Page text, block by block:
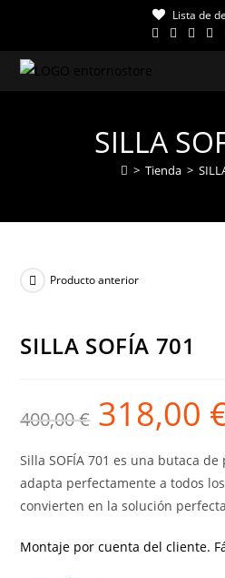
contenido
Lista de
SILLA
> Tienda >
¡OFERTA!
Producto anterior
SILLA SOFÍA 701
400,00€
El
precio
original
400,00 €.
318,00
Silla SOFÍA 701 es una butaca
adapta perfectamente a todos
convierten en la solución
Montaje por cuenta del cliente.